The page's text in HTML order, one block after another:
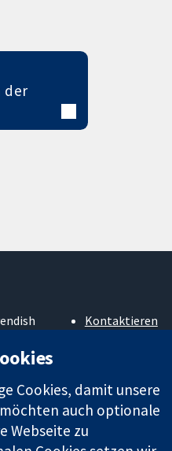
der
Kontaktieren
Über uns
Cochrane
Library
Cookies, damit unsere
auch optionale
Webseite zu